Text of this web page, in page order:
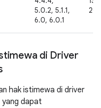
5.0.2, 5.1.1,
6.0, 6.0.1
di Driver
hak istimewa di driver
dapat